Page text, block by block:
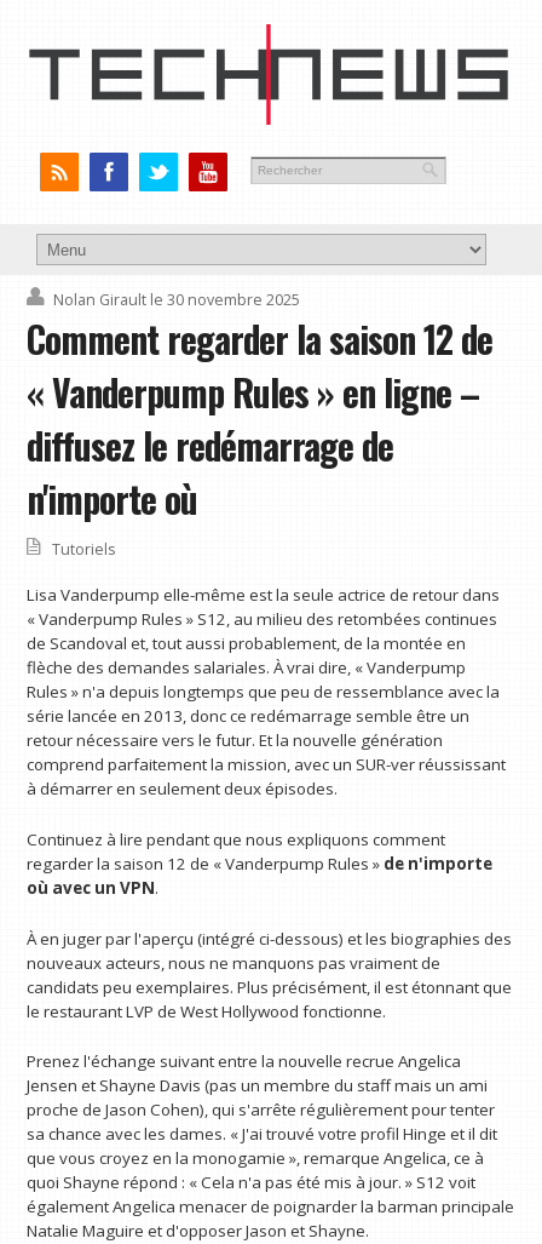
Nolan Girault le 30 novembre 2025
Comment regarder la saison 12 de
« Vanderpump Rules » en ligne –
diffusez le redémarrage de
n'importe où
Tutoriels
Lisa Vanderpump elle-même est la seule actrice de retour dans
« Vanderpump Rules » S12, au milieu des retombées continues
de Scandoval et, tout aussi probablement, de la montée en
flèche des demandes salariales. À vrai dire, « Vanderpump
Rules » n'a depuis longtemps que peu de ressemblance avec la
série lancée en 2013, donc ce redémarrage semble être un
retour nécessaire vers le futur. Et la nouvelle génération
comprend parfaitement la mission, avec un SUR-ver réussissant
à démarrer en seulement deux épisodes.
Continuez à lire pendant que nous expliquons comment
regarder la saison 12 de « Vanderpump Rules » de n'importe
où avec un VPN.
À en juger par l'aperçu (intégré ci-dessous) et les biographies des
nouveaux acteurs, nous ne manquons pas vraiment de
candidats peu exemplaires. Plus précisément, il est étonnant que
le restaurant LVP de West Hollywood fonctionne.
Prenez l'échange suivant entre la nouvelle recrue Angelica
Jensen et Shayne Davis (pas un membre du staff mais un ami
proche de Jason Cohen), qui s'arrête régulièrement pour tenter
sa chance avec les dames. « J'ai trouvé votre profil Hinge et il dit
que vous croyez en la monogamie », remarque Angelica, ce à
quoi Shayne répond : « Cela n'a pas été mis à jour. » S12 voit
également Angelica menacer de poignarder la barman principale
Natalie Maguire et d'opposer Jason et Shayne.